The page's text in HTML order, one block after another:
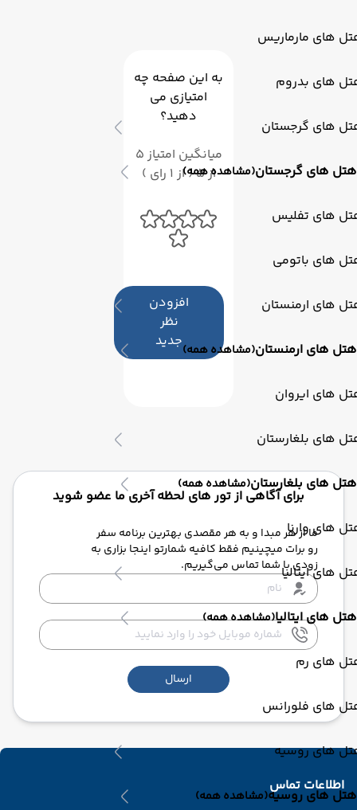
های مارماریس
های بدروم
های گرجستان
هتل های گرجستان(مشاهده همه)
های تفلیس
های باتومی
های ارمنستان
هتل های ارمنستان(مشاهده همه)
های ایروان
های بلغارستان
هتل های بلغارستان(مشاهده همه)
های وارنا
های ایتالیا
هتل های ایتالیا(مشاهده همه)
های رم
های فلورانس
های روسیه
هتل های روسیه(مشاهده همه)
به این صفحه چه
امتیازی می
دهید؟
میانگین امتیاز 5
از 5 ( از 1 رای )
افزودن
نظر
جدید
برای آگاهی از تور های لحظه آخری ما عضو شوید
ما از هر مبدا و به هر مقصدی بهترین برنامه سفر
رو برات میچینیم فقط کافیه شمارتو اینجا بزاری به
زودی با شما تماس می‌گیریم.
ارسال
اطلاعات تماس